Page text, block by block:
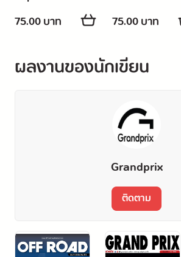
(No. 653)
75.00 บาท (No. 654)
75.00 บาท
ผลงานของนักเขียน
Grandprix
ติดตาม